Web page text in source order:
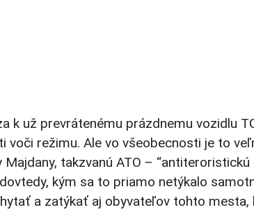
k už prevrátenému prázdnemu vozidlu
voči režimu. Ale vo všeobecnosti je to
takzvanú ATO – “antiteroristickú
kým sa to priamo netýkalo
a zatýkať aj obyvateľov tohto mesta,